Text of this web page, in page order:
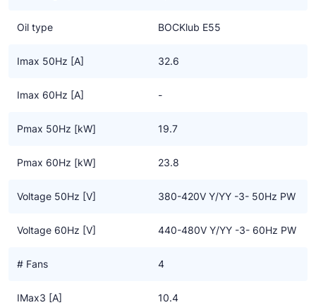
Oil type BOCKlub E55
Imax 50Hz [A] 32.6
Imax 60Hz [A] -
Pmax 50Hz [kW] 19.7
Pmax 60Hz [kW] 23.8
Voltage 50Hz [V] 380-420V Y/YY -3- 50Hz PW
Voltage 60Hz [V] 440-480V Y/YY -3- 60Hz PW
# Fans 4
IMax3 [A] 10.4